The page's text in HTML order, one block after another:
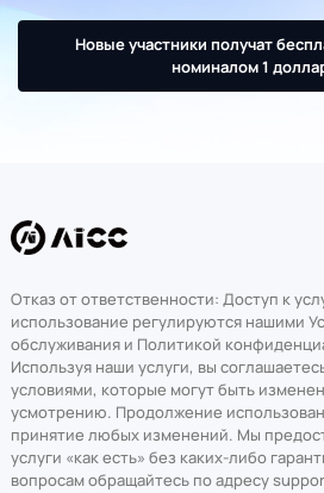
Новые участники получат
номиналом 1
Отказ от ответственности: Доступ к
использование регулируются нашими
обслуживания и Политикой
Используя наши услуги, вы
условиями, которые могут быть
усмотрению. Продолжение
принятие любых изменений. Мы
услуги «как есть» без каких-либо
вопросам обращайтесь по адресу